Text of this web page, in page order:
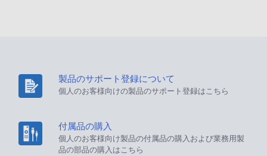
製品のサポート登録について
個人のお客様向けの製品のサポート登録はこちら
付属品の購入
個人のお客様向け製品の付属品の購入および業務用製
品の部品の購入はこちら